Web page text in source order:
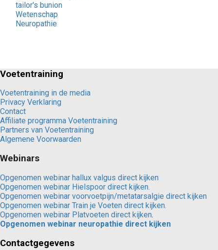
tailor's bunion
Wetenschap
Neuropathie
Voetentraining
Voetentraining in de media
Privacy Verklaring
Contact
Affiliate programma Voetentraining
Partners van Voetentraining
Algemene Voorwaarden
Webinars
Opgenomen webinar hallux valgus direct kijken
Opgenomen webinar Hielspoor direct kijken.
Opgenomen webinar voorvoetpijn/metatarsalgie direct kijken
Opgenomen webinar Train je Voeten direct kijken.
Opgenomen webinar Platvoeten direct kijken.
Opgenomen webinar neuropathie direct kijken
Contactgegevens